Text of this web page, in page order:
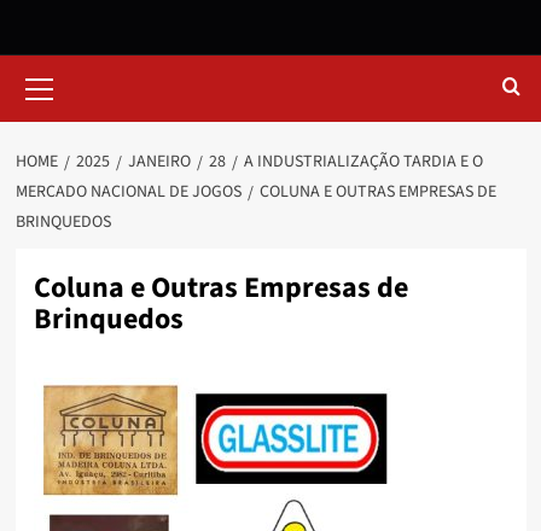
HOME 2025 JANEIRO 28
A INDUSTRIALIZAÇÃO TARDIA E O
MERCADO NACIONAL DE JOGOS
COLUNA E OUTRAS EMPRESAS DE
BRINQUEDOS
Coluna e Outras Empresas de
Brinquedos